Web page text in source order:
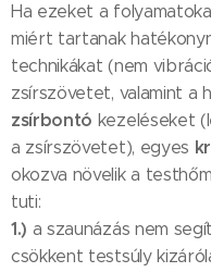
Ha ezeket a
miért tartanak
technikákat (nem
zsírszövetet, valamint a
zsírbontó kezeléseket
a zsírszövetet), egyes
okozva növelik a
tuti:
1.) a szaunázás nem
csökkent testsúly